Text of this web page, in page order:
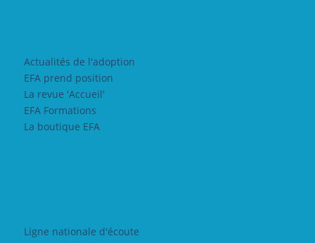
Actualités de l'adoption
EFA prend position
La revue 'Accueil'
EFA Formations
La boutique EFA
Ligne nationale d'écoute